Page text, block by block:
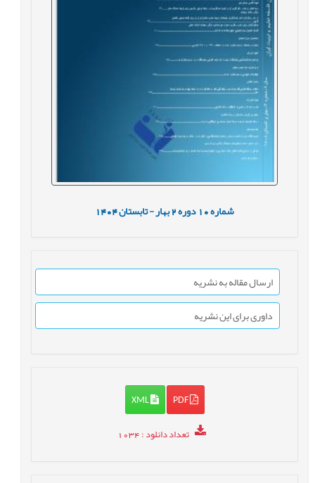
شماره10 دوره2 بهار - تابستان1404
ارسال مقاله به نشریه
داوری برای این نشریه
PDF
XML
تعداد دانلود: 1034